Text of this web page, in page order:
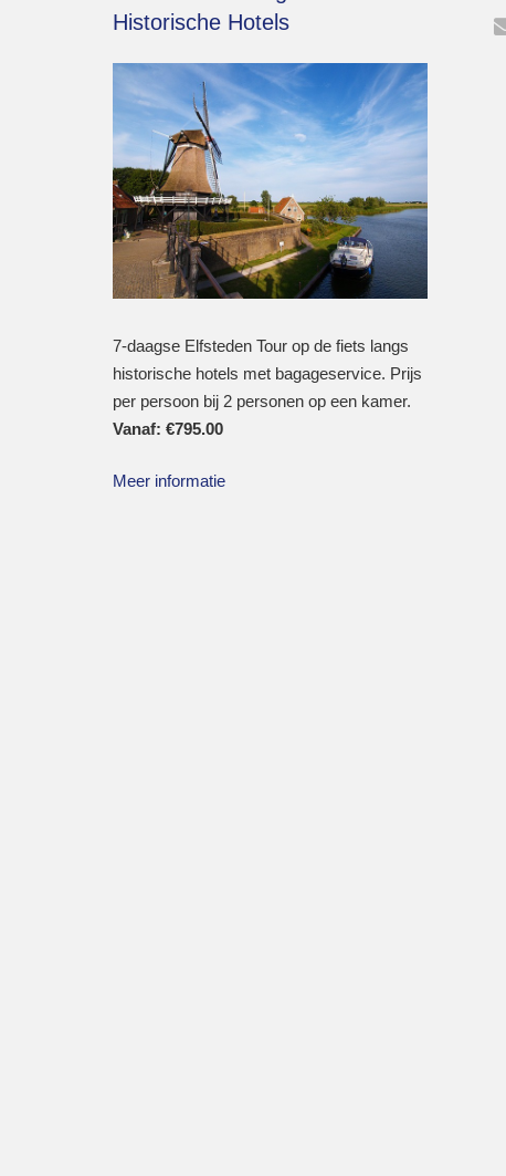
Historische Hotels
7-daagse Elfsteden Tour op de fiets langs
historische hotels met bagageservice. Prijs
per persoon bij 2 personen op een kamer.
Vanaf: €795.00
Meer informatie